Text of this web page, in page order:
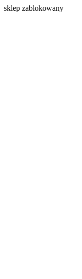
sklep zablokowany